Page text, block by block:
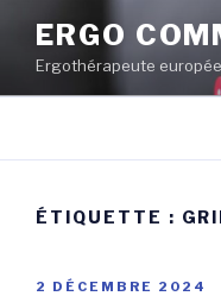
contenu
principal
ERGO
Ergothérapeute
ÉTIQUETTE :
PUBLIÉ
2 DÉCEMBRE 2024